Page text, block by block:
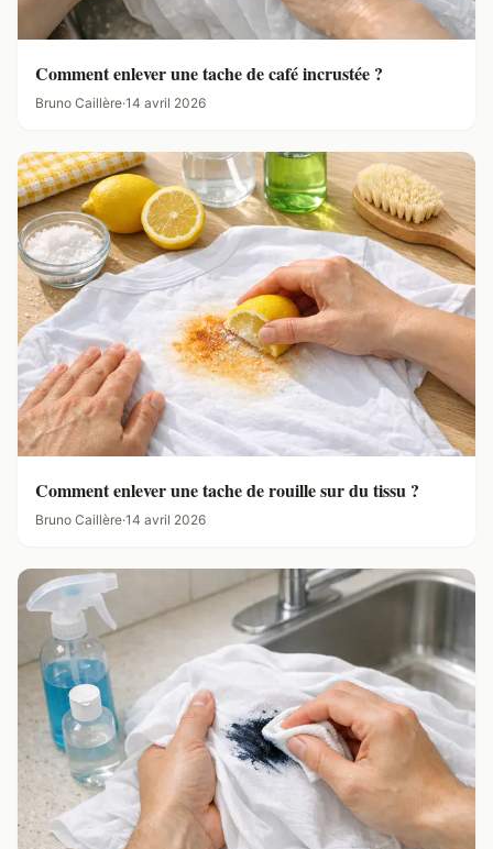
Comment enlever une tache de café incrustée ?
Bruno Caillère·14 avril 2026
Comment enlever une tache de rouille sur du tissu ?
Bruno Caillère·14 avril 2026